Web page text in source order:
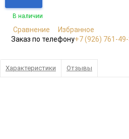
В наличии
Сравнение
Избранное
Заказ по телефону+7 (926) 761-
Характеристики Отзывы